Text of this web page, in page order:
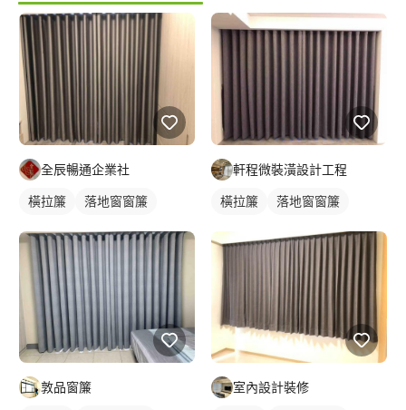
全辰暢通企業社
橫拉簾 落地窗窗簾
敦品窗簾
軒程微裝潢設計工程
橫拉簾 落地窗窗簾
室內設計裝修